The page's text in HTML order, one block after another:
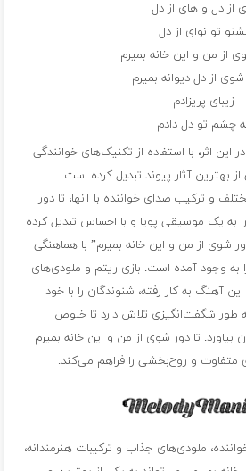
از دل و های از دل
تو نوای از دل
از من و این خانه بمیرم
شوی از دل دیوانه بمیرم
زیبای پریزادم
چشم تو دل دادم
اثر، با استفاده از تکنیک‌های خوانندگی
بهترین آثار پیوند تبدیل کرده است.
و ترکیب صدای خواننده با آنها، تا دور
به یک موسیقی پویا و با احساس تبدیل کرده
شوی از من و این خانه بمیرم” با هماهنگی
به وجود آمده است. بازی ریتم و ملودی‌های
آهنگ به کار رفته، شنوندگان را با خود
طور شگفت‌انگیزی تلاش دارد تا خلوص
بیاورد. تا دور شوی از من و این خانه بمیرم
متفاوت و روح‌بخشی را فراهم می‌کند.
ملودی‌های جذاب و ترکیبات هنرمندانه،